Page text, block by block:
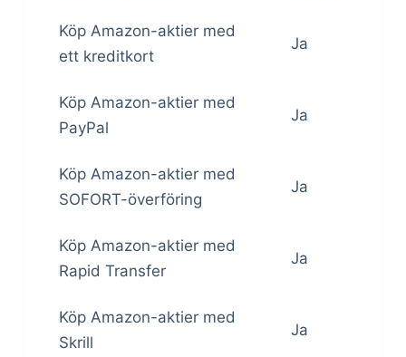
Köp Amazon-aktier med
ett kreditkort
Ja
Köp Amazon-aktier med
PayPal
Ja
Köp Amazon-aktier med
SOFORT-överföring
Ja
Köp Amazon-aktier med
Rapid Transfer
Ja
Köp Amazon-aktier med
Skrill
Ja